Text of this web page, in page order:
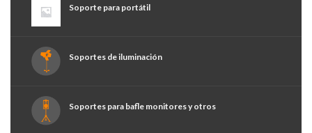
Soporte para portátil
Soportes de iluminación
Soportes para bafle monitores y otros